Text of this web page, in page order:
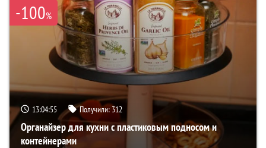
-100%
13:04:54 Получили: 312
Органайзер для кухни с пластиковым подносом и
контейнерами